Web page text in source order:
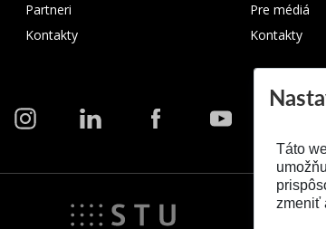
Partneri
Kontakty
Pre médiá
Kontakty
Táto
zmeniť